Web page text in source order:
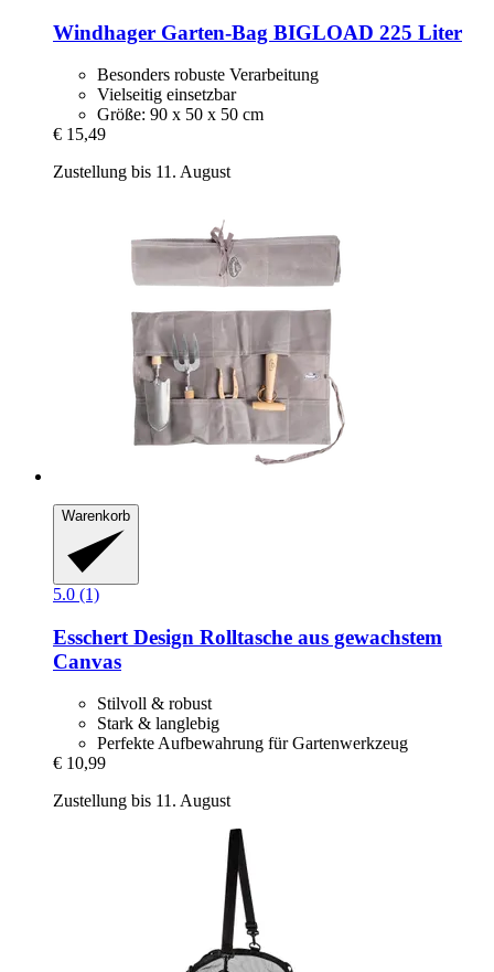
Windhager Garten-​Bag BIGLOAD 225 Liter
Besonders robuste Verarbeitung
Vielseitig einsetzbar
Größe: 90 x 50 x 50 cm
€ 15,49
Zustellung bis 11. August
Warenkorb
5.0 (1)
Esschert Design Rolltasche aus gewachstem
Canvas
Stilvoll & robust
Stark & langlebig
Perfekte Aufbewahrung für Gartenwerkzeug
€ 10,99
Zustellung bis 11. August